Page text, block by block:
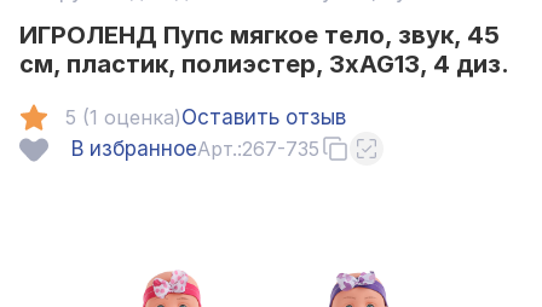
ИГРОЛЕНД Пупс мягкое тело, звук, 45
см, пластик, полиэстер, 3хAG13, 4 диз.
5 (1 оценка)Оставить отзыв
В избранноеАрт.:267-735